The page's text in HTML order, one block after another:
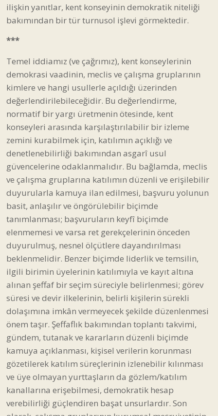
ilişkin yanıtlar, kent konseyinin demokratik niteliği
bakımından bir tür turnusol işlevi görmektedir.
***
Temel iddiamız (ve çağrımız), kent konseylerinin
demokrasi vaadinin, meclis ve çalışma gruplarının
kimlere ve hangi usullerle açıldığı üzerinden
değerlendirilebileceğidir. Bu değerlendirme,
normatif bir yargı üretmenin ötesinde, kent
konseyleri arasında karşılaştırılabilir bir izleme
zemini kurabilmek için, katılımın açıklığı ve
denetlenebilirliği bakımından asgarî usul
güvencelerine odaklanmalıdır. Bu bağlamda, meclis
ve çalışma gruplarına katılımın düzenli ve erişilebilir
duyurularla kamuya ilan edilmesi, başvuru yolunun
basit, anlaşılır ve öngörülebilir biçimde
tanımlanması; başvuruların keyfî biçimde
elenmemesi ve varsa ret gerekçelerinin önceden
duyurulmuş, nesnel ölçütlere dayandırılması
beklenmelidir. Benzer biçimde liderlik ve temsilin,
ilgili birimin üyelerinin katılımıyla ve kayıt altına
alınan şeffaf bir seçim süreciyle belirlenmesi; görev
süresi ve devir ilkelerinin, belirli kişilerin sürekli
dolaşımına imkân vermeyecek şekilde düzenlenmesi
önem taşır. Şeffaflık bakımından toplantı takvimi,
gündem, tutanak ve kararların düzenli biçimde
kamuya açıklanması, kişisel verilerin korunması
gözetilerek katılım süreçlerinin izlenebilir kılınması
ve üye olmayan yurttaşların da gözlem/katılım
kanallarına erişebilmesi, demokratik hesap
verebilirliği güçlendiren başat unsurlardır. Son